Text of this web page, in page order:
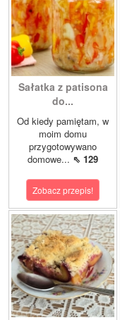
Sałatka z patisona
do...
Od kiedy pamiętam, w
moim domu
przygotowywano
domowe... ⇖ 129
Zobacz przepis!